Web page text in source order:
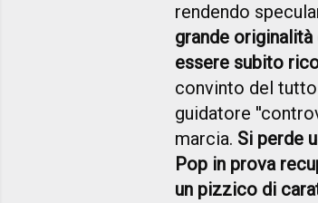
rendendo
grande
essere subito
convinto del
guidatore
marcia. Si perde
Pop in prova
un pizzico di